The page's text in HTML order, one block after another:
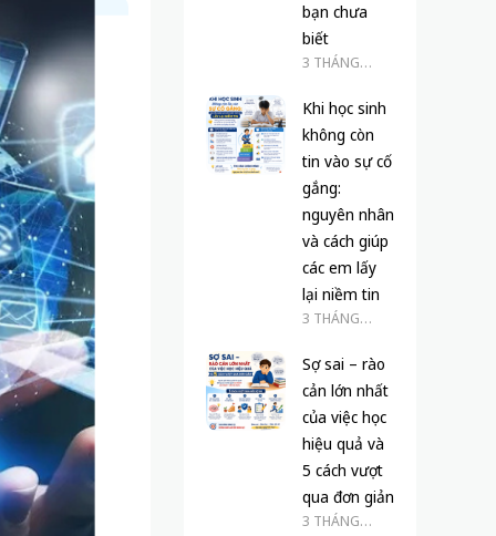
bạn chưa
biết
3 THÁNG
Khi học sinh
không còn
tin vào sự cố
gắng:
nguyên nhân
và cách giúp
các em lấy
lại niềm tin
3 THÁNG
Sợ sai – rào
cản lớn nhất
của việc học
hiệu quả và
5 cách vượt
qua đơn giản
3 THÁNG